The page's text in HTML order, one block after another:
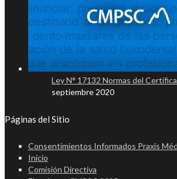
Ley N° 17132 Normas del
septiembre 2020
Páginas del Sitio
Consentimientos Informados Praxis
Inicio
Comisión Directiva